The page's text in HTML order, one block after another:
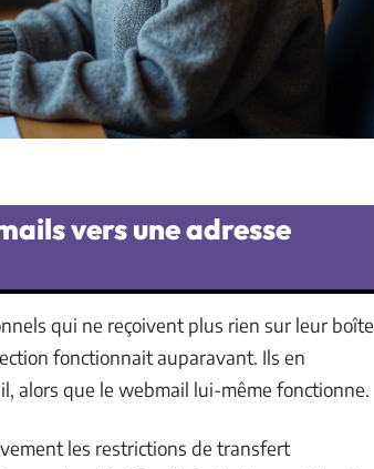
vers une adresse
qui ne reçoivent plus rien sur leur boîte
fonctionnait auparavant. Ils en
alors que le webmail lui-même fonctionne.
les restrictions de transfert